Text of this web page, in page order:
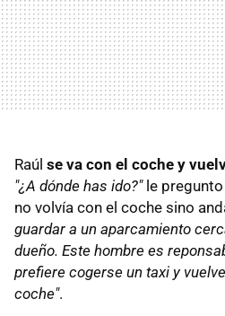
Raúl se va con el coche y
"¿A dónde has ido?"le pregunto
no volvía con el coche sino
guardar a un aparcamiento
dueño. Este hombre es
prefiere cogerse un taxi y
coche".